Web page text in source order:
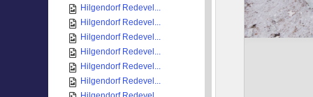
Hilgendorf Redevel...
Hilgendorf Redevel...
Hilgendorf Redevel...
Hilgendorf Redevel...
Hilgendorf Redevel...
Hilgendorf Redevel...